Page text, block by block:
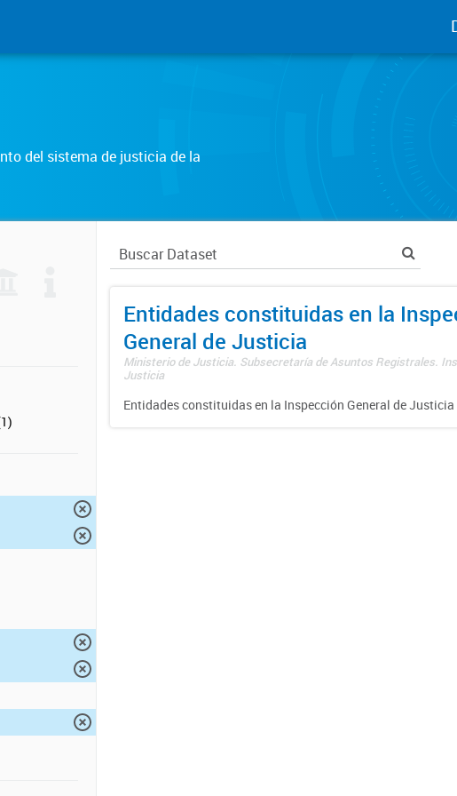
del sistema de justicia de la
Entidades constituidas en la
General de Justicia
Ministerio de Justicia. Subsecretaría de Asuntos Registrales.
Justicia
Entidades constituidas en la Inspección General de Justicia